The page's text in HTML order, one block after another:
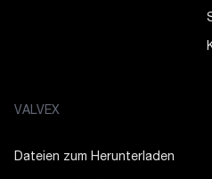
VALVEX
Dateien zum Herunterladen